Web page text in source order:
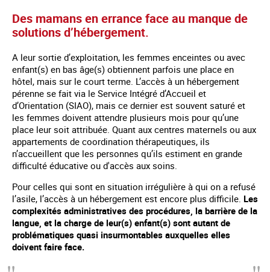
Des mamans en errance face au manque de
solutions d’hébergement.
A leur sortie d’exploitation, les femmes enceintes ou avec
enfant(s) en bas âge(s) obtiennent parfois une place en
hôtel, mais sur le court terme. L’accès à un hébergement
pérenne se fait via le Service Intégré d’Accueil et
d’Orientation (SIAO), mais ce dernier est souvent saturé et
les femmes doivent attendre plusieurs mois pour qu’une
place leur soit attribuée. Quant aux centres maternels ou aux
appartements de coordination thérapeutiques, ils
n’accueillent que les personnes qu’ils estiment en grande
difficulté éducative ou d'accès aux soins.
Pour celles qui sont en situation irrégulière à qui on a refusé
l’asile, l’accès à un hébergement est encore plus difficile. Les
complexités administratives des procédures, la barrière de la
langue, et la charge de leur(s) enfant(s) sont autant de
problématiques quasi insurmontables auxquelles elles
doivent faire face.